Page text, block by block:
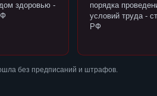
здоровью -
порядка
условий труда -
РФ
без предписаний и штрафов.